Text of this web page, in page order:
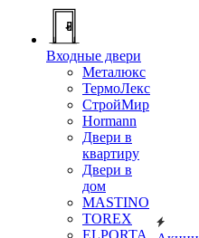
Входные двери
Металюкс
ТермоЛекс
СтройМир
Hormann
Двери в
квартиру
Двери в
дом
MASTINO
TOREX
ELPORTA